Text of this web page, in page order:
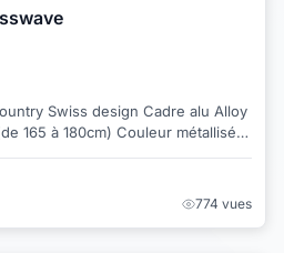
Swiss design Cadre alu Alloy
165 à 180cm) Couleur métallisé
774 vues